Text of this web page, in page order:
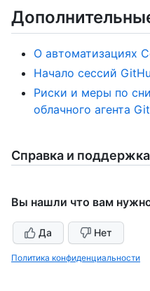
О автоматизациях
Начало сессий
Риски и меры по
облачного агента
Справка и поддержка
Вы нашли что вам
Да Нет
Политика конфиденциальности